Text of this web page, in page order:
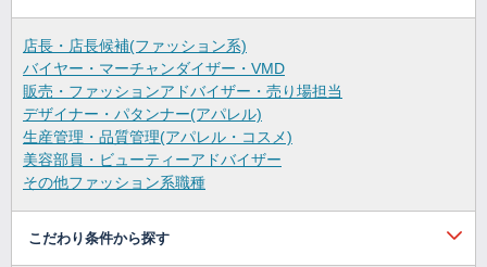
店長・店長候補(ファッション系)
バイヤー・マーチャンダイザー・VMD
販売・ファッションアドバイザー・売り場担当
デザイナー・パタンナー(アパレル)
生産管理・品質管理(アパレル・コスメ)
美容部員・ビューティーアドバイザー
その他ファッション系職種
こだわり条件から探す